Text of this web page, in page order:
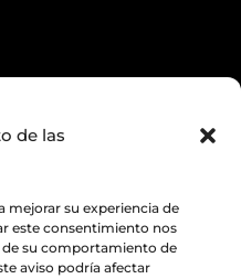
de las
mejorar su experiencia de
este consentimiento nos
su comportamiento de
aviso podría afectar